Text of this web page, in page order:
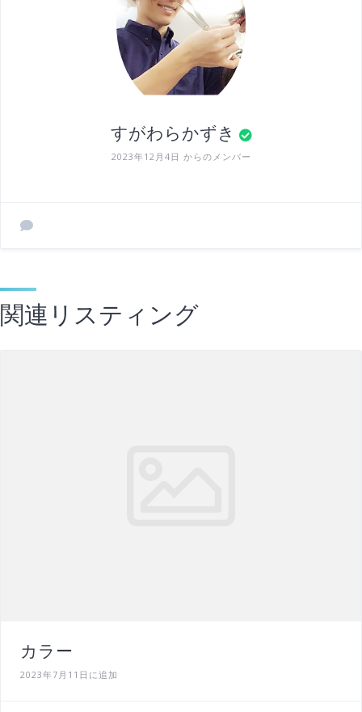
すがわらかずき
2023年12月4日 からのメンバー
関連リスティング
カラー
2023年7月11日に追加